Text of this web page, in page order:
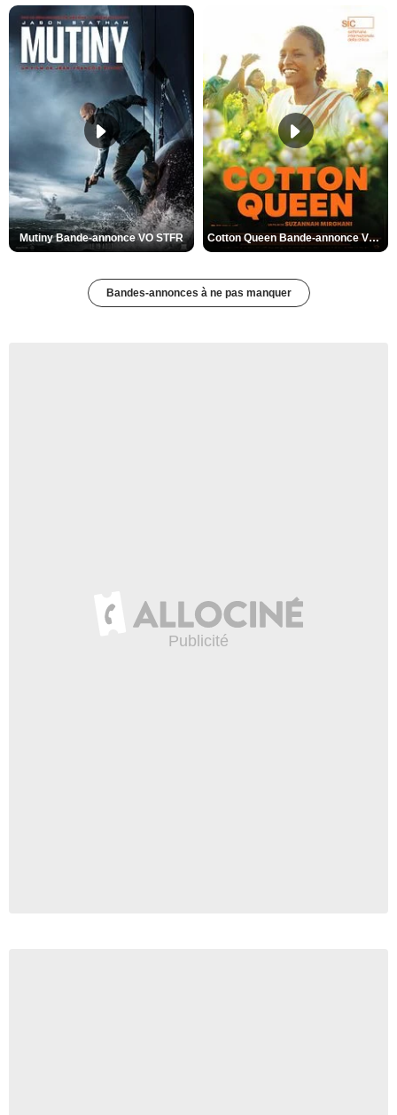
Mutiny Bande-annonce VO STFR Cotton Queen Bande-annonce VO STFR
Bandes-annonces à ne pas manquer